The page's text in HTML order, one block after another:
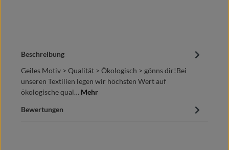
Beschreibung
Geiles Motiv > Qualität > Ökologisch > gönns dir!Bei
unseren Textilien legen wir höchsten Wert auf
ökologische qual… Mehr
Bewertungen